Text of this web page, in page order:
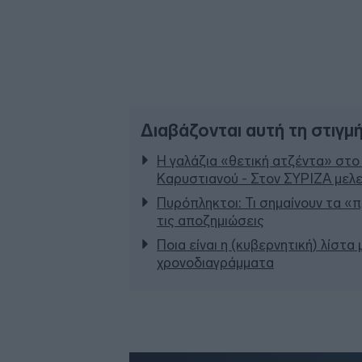
Διαβάζονται αυτή τη στιγμή
Η γαλάζια «θετική ατζέντα»
Καρυστιανού - Στον ΣΥΡΙΖΑ
Πυρόπληκτοι: Τι σημαίνουν τα
τις αποζημιώσεις
Ποια είναι η (κυβερνητική)
χρονοδιαγράμματα